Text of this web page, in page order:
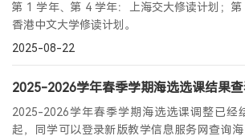
交叉科研
产教融合
实训基地
联合研究
第 1 学年、第 4 学年：上海交大修读计划；第
香港中文大学修读计划。
2025-08-22
2025-2026学年春季学期海选选课结果
2025-2026学年春季学期海选选课调整已经
起，同学可以登录新版教学信息服务网查询海